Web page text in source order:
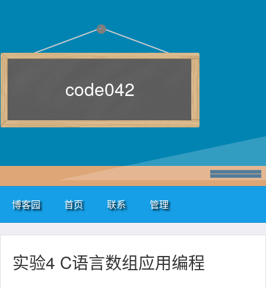
code042
博客园 首页 联系 管理
实验4 C语言数组应用编程